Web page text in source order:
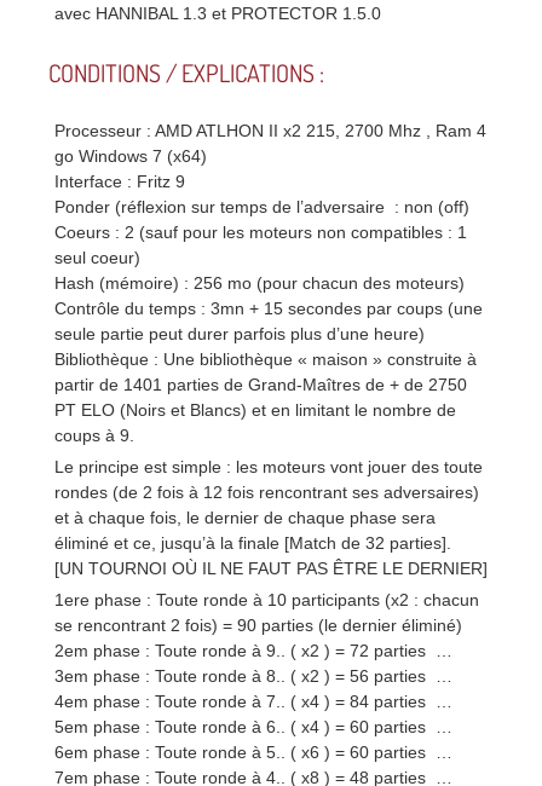
avec HANNIBAL 1.3 et PROTECTOR 1.5.0
CONDITIONS / EXPLICATIONS :
Processeur : AMD ATLHON II x2 215, 2700 Mhz , Ram 4
go Windows 7 (x64)
Interface : Fritz 9
Ponder (réflexion sur temps de l’adversaire : non (off)
Coeurs : 2 (sauf pour les moteurs non compatibles : 1
seul coeur)
Hash (mémoire) : 256 mo (pour chacun des moteurs)
Contrôle du temps : 3mn + 15 secondes par coups (une
seule partie peut durer parfois plus d’une heure)
Bibliothèque : Une bibliothèque « maison » construite à
partir de 1401 parties de Grand-Maîtres de + de 2750
PT ELO (Noirs et Blancs) et en limitant le nombre de
coups à 9.
Le principe est simple : les moteurs vont jouer des toute
rondes (de 2 fois à 12 fois rencontrant ses adversaires)
et à chaque fois, le dernier de chaque phase sera
éliminé et ce, jusqu’à la finale [Match de 32 parties].
[UN TOURNOI OÙ IL NE FAUT PAS ÊTRE LE DERNIER]
1ere phase : Toute ronde à 10 participants (x2 : chacun
se rencontrant 2 fois) = 90 parties (le dernier éliminé)
2em phase : Toute ronde à 9.. ( x2 ) = 72 parties …
3em phase : Toute ronde à 8.. ( x2 ) = 56 parties …
4em phase : Toute ronde à 7.. ( x4 ) = 84 parties …
5em phase : Toute ronde à 6.. ( x4 ) = 60 parties …
6em phase : Toute ronde à 5.. ( x6 ) = 60 parties …
7em phase : Toute ronde à 4.. ( x8 ) = 48 parties …